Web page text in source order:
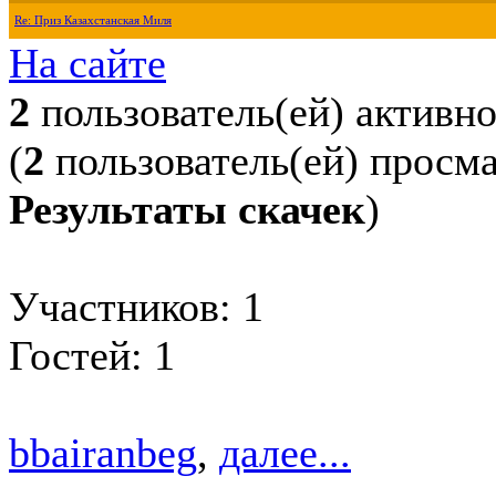
Re: Приз Казахстанская Миля
На сайте
2 пользователь(ей) активно
(2 пользователь(ей)
Результаты скачек)
Участников: 1
Гостей: 1
bbairanbeg, далее...